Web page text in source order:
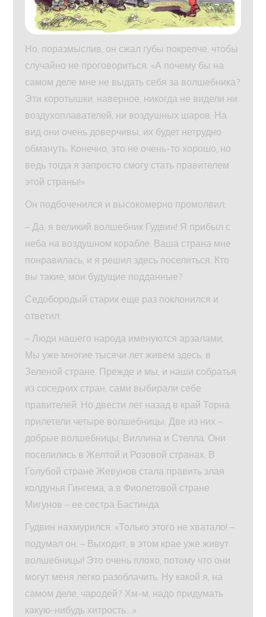
Но, поразмыслив, он сжал губы покрепче, чтобы
случайно не проговориться. «А почему бы на
самом деле мне не выдать себя за волшебника?
Эти коротышки, наверное, никогда не видели ни
воздухоплавателей, ни воздушных шаров. На
вид они очень доверчивы, их будет нетрудно
обмануть. Конечно, это не очень-то хорошо, но
ведь тогда я запросто смогу стать правителем
этой страны!»
Он подбоченился и высокомерно промолвил:
– Да, я великий волшебник Гудвин! Я прибыл с
неба на воздушном корабле. Ваша страна мне
понравилась, и я решил здесь поселиться. Кто
вы такие, мои будущие подданные?
Седобородый старик еще раз поклонился и
ответил:
– Люди нашего народа именуются арзалами.
Мы уже многие тысячи лет живем здесь, в
Зеленой стране. Прежде и мы, и наши собратья
из соседних стран, сами выбирали себе
правителей. Но двести лет назад в край Торна
прилетели четыре волшебницы. Две из них –
добрые волшебницы, Виллина и Стелла. Они
поселились в Желтой и Розовой странах. В
Голубой стране Жевунов стала править злая
колдунья Гингема, а в Фиолетовой стране
Мигунов – ее сестра Бастинда.
Гудвин нахмурился. «Только этого не хватало! –
подумал он. – Выходит, в этом крае уже живут
волшебницы! Это очень плохо, потому что они
могут меня легко разоблачить. Ну какой я, на
самом деле, чародей? Хм-м, надо придумать
какую-нибудь хитрость…»